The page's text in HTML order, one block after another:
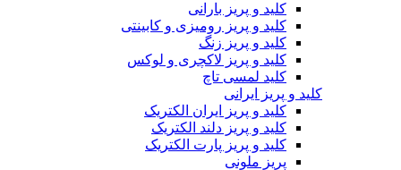
کلید و پریز بارانی
کلید و پریز رومیزی و کابینتی
کلید و پریز زنگ
کلید و پریز لاکچری و لوکس
کلید لمسی تاچ
کلید و پریز ایرانی
کلید و پریز ایران الکتریک
کلید و پریز دلند الکتریک
کلید و پریز پارت الکتریک
پریز ملونی